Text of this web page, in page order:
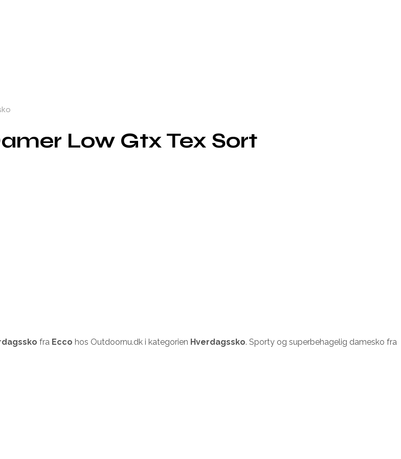
Low Gtx Tex Sort
fra Ecco hos Outdoornu.dk i kategorien Hverdagssko. Sporty og superbehagelig damesko fra